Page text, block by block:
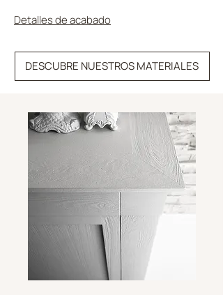
Detalles de acabado
DESCUBRE NUESTROS MATERIALES